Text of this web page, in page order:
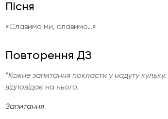
Пісня
«Славимо ми, славимо…»
Повторення ДЗ
*Кожне запитання покласти у надуту
відповідає на нього.
Запитання